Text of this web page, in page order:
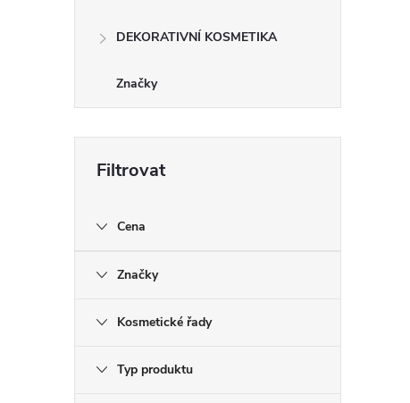
DEKORATIVNÍ KOSMETIKA
Značky
Cena
Značky
Kosmetické řady
Typ produktu